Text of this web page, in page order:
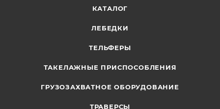
КАТАЛОГ
ЛЕБЕДКИ
ТЕЛЬФЕРЫ
ТАКЕЛАЖНЫЕ ПРИСПОСОБЛЕНИЯ
ГРУЗОЗАХВАТНОЕ ОБОРУДОВАНИЕ
ТРАВЕРСЫ